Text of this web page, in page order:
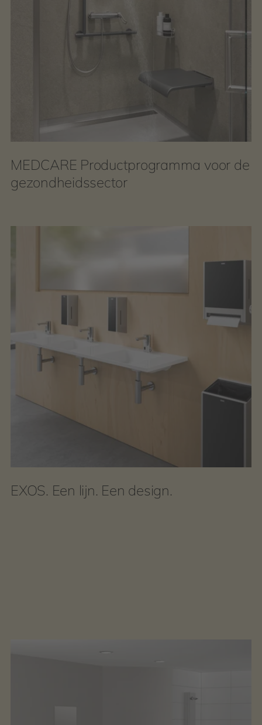
MEDCARE Productprogramma voor de
gezondheidssector
EXOS. Een lijn. Een design.